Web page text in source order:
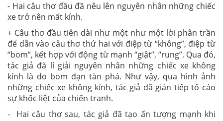
- Hai câu thơ đầu đã nêu lên nguyên nhân những chiếc
xe trở nên mất kính.
+ Câu thơ đầu tiên dài như một như một lời phân trần
để dẫn vào câu thơ thứ hai với điệp từ “không”, điệp từ
“bom”, kết hợp với động từ mạnh “giật”, “rung”. Qua đó,
tác giả đã lí giải nguyên nhân những chiếc xe không
kính là do bom đạn tàn phá. Như vậy, qua hình ảnh
những chiếc xe không kính, tác giả đã gián tiếp tố cáo
sự khốc liệt của chiến tranh.
- Hai câu thơ sau, tác giả đã tạo ấn tượng mạnh khi